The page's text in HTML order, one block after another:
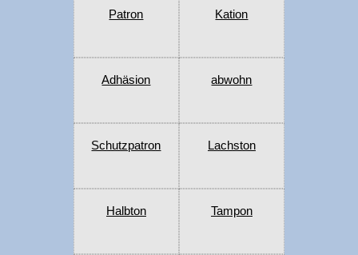
Patron Kation
Adhäsion abwohn
Schutzpatron Lachston
Halbton Tampon